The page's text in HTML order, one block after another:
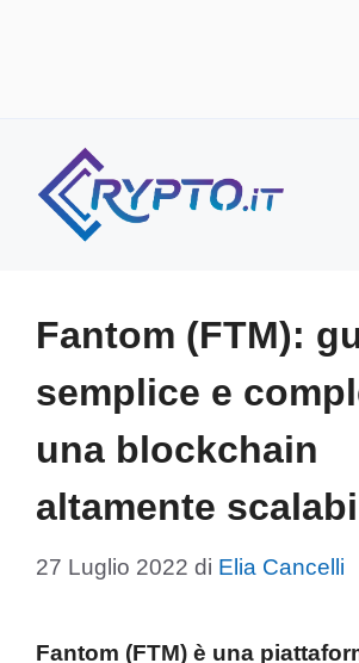
contenuto
Fantom (FTM):
semplice e
una blockchain
altamente
27 Luglio 2022 di Elia Cancelli
Fantom (FTM) è una